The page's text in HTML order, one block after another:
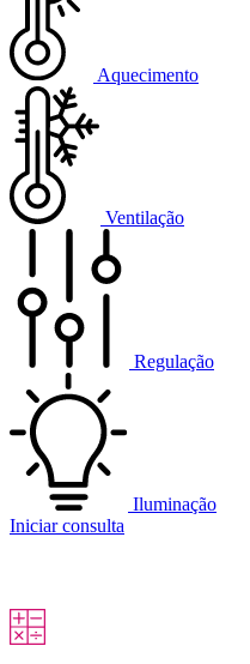
Aquecimento
Ventilação
Regulação
Iluminação
Iniciar consulta